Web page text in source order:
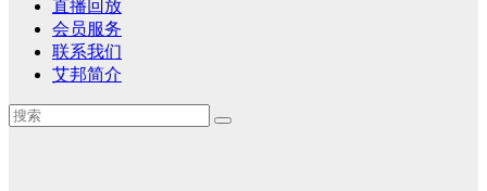
直播回放
会员服务
联系我们
艾邦简介